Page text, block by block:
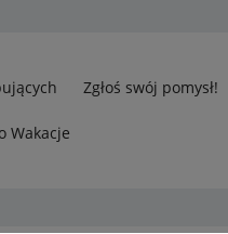
Zgłoś swój pomysł!
Wakacje